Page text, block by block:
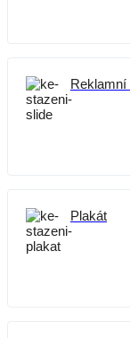
Reklamní
Plakát